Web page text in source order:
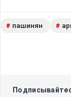
# пашинян #